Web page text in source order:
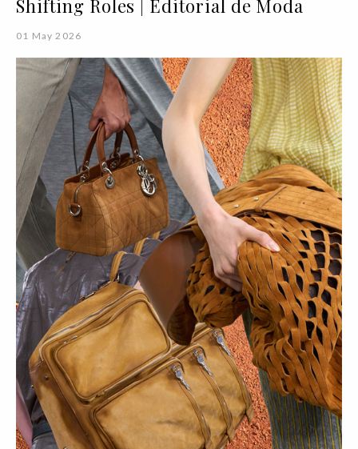
Shifting Roles | Editorial de Moda
01 May 2026